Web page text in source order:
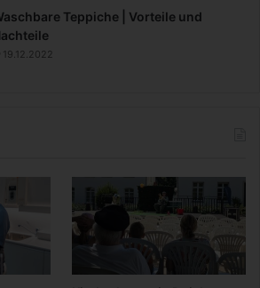
Teppiche | Vorteile und
19.12.2022